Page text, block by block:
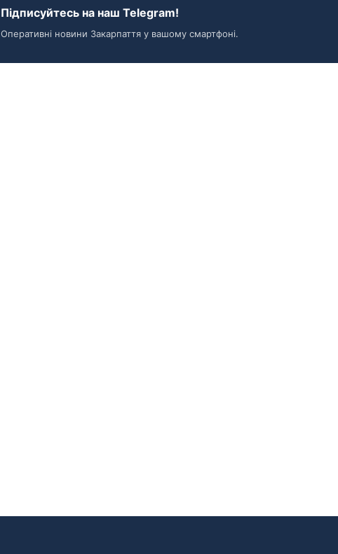
Підписуйтесь на наш Telegram!
Оперативні новини Закарпаття у вашому смартфоні.